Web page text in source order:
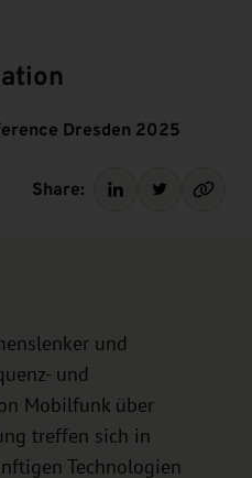
Dresden 2025
Share:
und
und
Mobilfunk über
treffen sich in
Technologien